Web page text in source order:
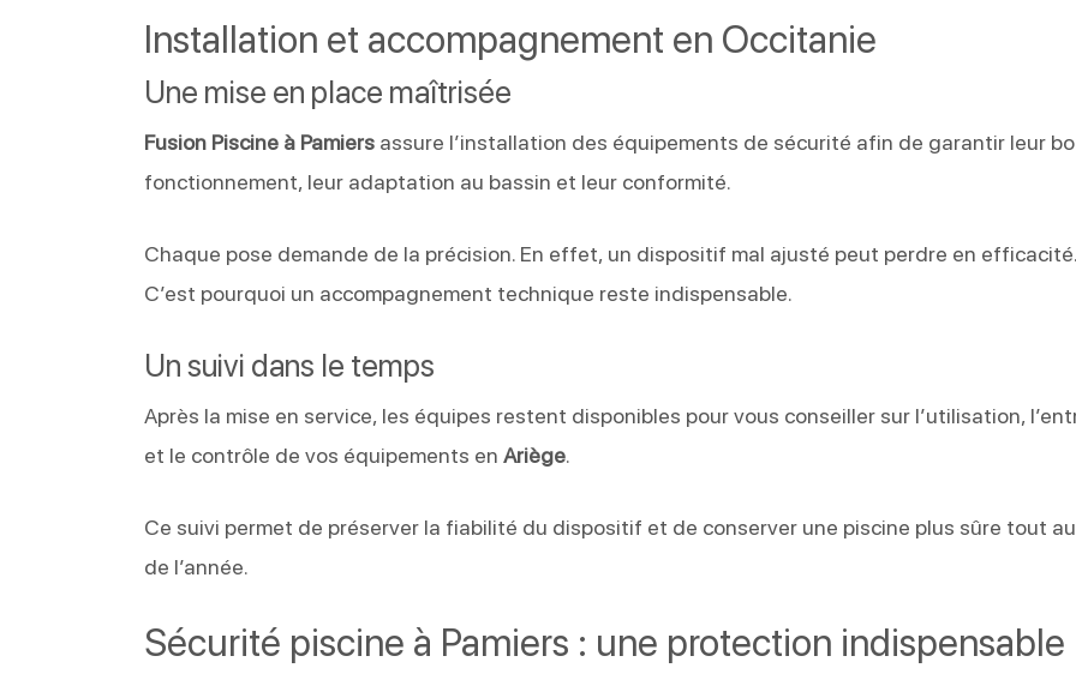
Installation et accompagnement en Occitanie
Une mise en place maîtrisée
Fusion Piscine à Pamiers assure l’installation des équipements de sécurité afin de garantir leur
fonctionnement, leur adaptation au bassin et leur conformité.
Chaque pose demande de la précision. En effet, un dispositif mal ajusté peut perdre en
C’est pourquoi un accompagnement technique reste indispensable.
Un suivi dans le temps
Après la mise en service, les équipes restent disponibles pour vous conseiller sur l’utilisation,
et le contrôle de vos équipements enAriège.
Ce suivi permet de préserver la fiabilité du dispositif et de conserver une piscine plus sûre tout
de l’année.
Sécurité piscine à Pamiers : une protection indispensable